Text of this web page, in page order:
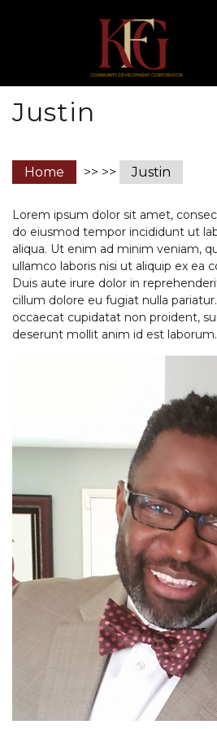
Justin
Home >> >> Justin
Lorem ipsum dolor sit amet,
do eiusmod tempor incididunt ut
aliqua. Ut enim ad minim veniam,
ullamco laboris nisi ut aliquip ex ea
Duis aute irure dolor in
cillum dolore eu fugiat nulla
occaecat cupidatat non proident,
deserunt mollit anim id est laborum.